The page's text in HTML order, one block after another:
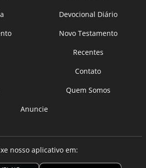
Devocional Diário
Novo Testamento
Recentes
Contato
Quem Somos
Anuncie
nosso aplicativo em: